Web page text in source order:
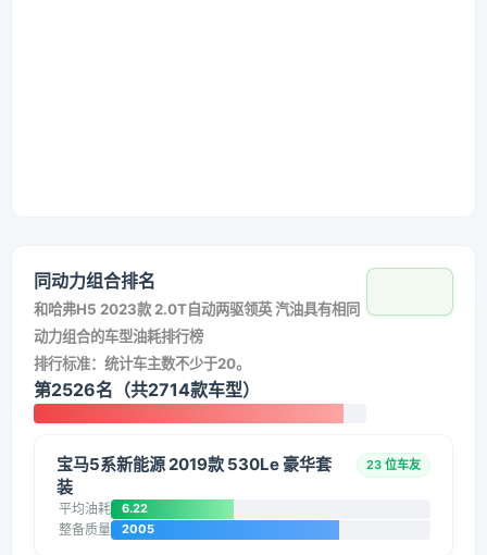
同动力组合排名
和哈弗H5 2023款 2.0T自动两驱领英 汽油具有相同
动力组合的车型油耗排行榜
排行标准：统计车主数不少于20。
第2526名（共2714款车型）
宝马5系新能源 2019款 530Le 豪华套
装
23 位车友
平均油耗 6.22
整备质量 2005